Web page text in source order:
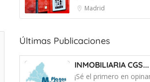
Madrid
Últimas Publicaciones
INMOBILIARIA CGS...
¡Sé el primero en